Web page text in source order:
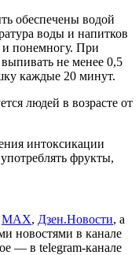
обеспечены водой
воды и напитков
и понемногу. При
не менее 0,5
каждые 20 минут.
людей в возрасте от
интоксикации
фрукты,
МАХ, Дзен.Новости, а
новостями в канале
— в telegram-канале